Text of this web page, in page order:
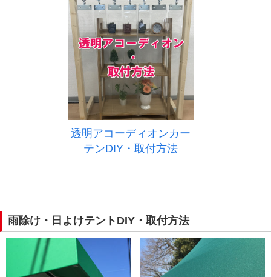
透明アコーディオンカー
テンDIY・取付方法
雨除け・日よけテントDIY・取付方法